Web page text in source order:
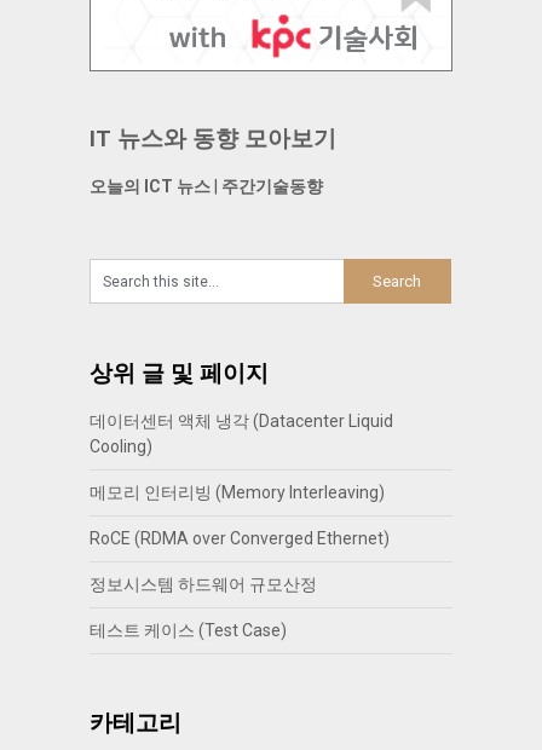
IT 뉴스와 동향 모아보기
오늘의 ICT 뉴스| 주간기술동향
상위 글 및 페이지
데이터센터 액체 냉각 (Datacenter Liquid
Cooling)
메모리 인터리빙 (Memory Interleaving)
RoCE (RDMA over Converged Ethernet)
정보시스템 하드웨어 규모산정
테스트 케이스 (Test Case)
카테고리